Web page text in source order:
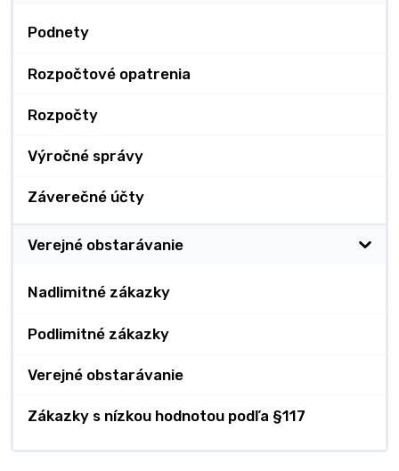
Podnety
Rozpočtové opatrenia
Rozpočty
Výročné správy
Záverečné účty
Verejné obstarávanie
Nadlimitné zákazky
Podlimitné zákazky
Verejné obstarávanie
Zákazky s nízkou hodnotou podľa §117